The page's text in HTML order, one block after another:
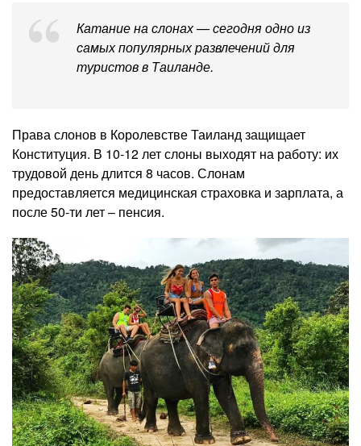
Катание на слонах — сегодня одно из
самых популярных развлечений для
туристов в Таиланде.
Права слонов в Королевстве Таиланд защищает
Конституция. В 10-12 лет слоны выходят на работу: их
трудовой день длится 8 часов. Слонам
предоставляется медицинская страховка и зарплата, а
после 50-ти лет – пенсия.